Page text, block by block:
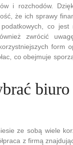
i rozchodów.
że ich sprawy
co
zwrócić
form
co obejmuje
ze sobą wiele
z firmą